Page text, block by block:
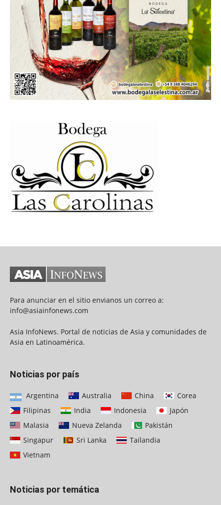
Para anunciar en el sitio envianos un correo a:
info@asiainfonews.com
Asia InfoNews. Portal de noticias de Asia y comunidades de
Asia en Latinoamérica.
Noticias por país
Argentina Australia China
Corea
Filipinas
India Indonesia
Japón
Malasia
Nueva Zelanda
Pakistán
Singapur
Sri Lanka
Tailandia
Vietnam
Noticias por temática